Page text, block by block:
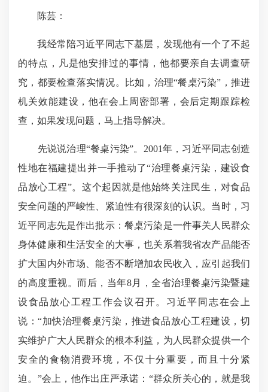
陈芸：
我经常陪习近平同志下基层，发现他有一个了不起
的特点，凡是他安排过的事情，他都要亲自去调查研
究，都要检查落实情况。比如，治理“餐桌污染”，推进
机关效能建设，他在会上周密部署，会后定期跟踪检
查，如果发现问题，马上指导解决。
先说说治理“餐桌污染”。2001年，习近平同志创造
性地在福建提出并一手推动了“治理餐桌污染，建设食
品放心工程”。这个起因就是他始终关注民生，对食品
安全问题的严峻性、紧迫性有很深刻的认识。当时，习
近平同志先是作出批示：餐桌污染是一件事关人民群众
身体健康和生活安全的大事，也关系着我省农产品能否
扩大国内外市场、能否不断增加农民收入，应引起我们
的高度重视。而后，当年8月，全省治理餐桌污染暨建
设食品放心工程工作会议召开。习近平同志在会上
说：“加快治理餐桌污染，推进食品放心工程建设，切
实维护广大人民群众的根本利益，为人民群众提供一个
安全的食物消费环境，不仅十分重要，而且十分紧
迫。”会上，他作出庄严承诺：“群众所关心的，就是我